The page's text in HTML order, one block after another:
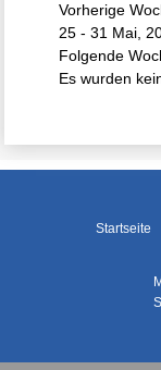
Vorherige
25 - 31 Mai,
Folgende
Es wurden
Startseite